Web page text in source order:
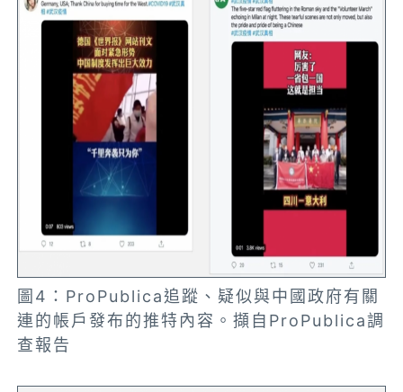
圖4：ProPublica追蹤、疑似與中國政府有關
連的帳戶發布的推特內容。擷自ProPublica調
查報告